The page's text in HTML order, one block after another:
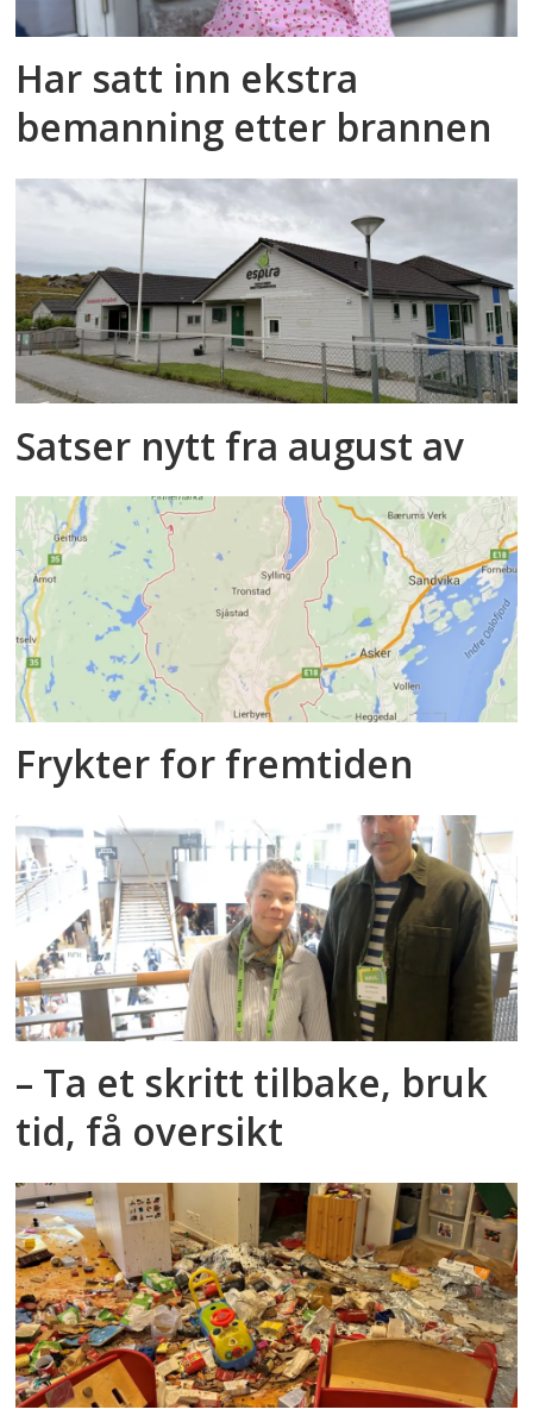
Har satt inn ekstra
bemanning etter brannen
Satser nytt fra august av
Frykter for fremtiden
– Ta et skritt tilbake, bruk
tid, få oversikt